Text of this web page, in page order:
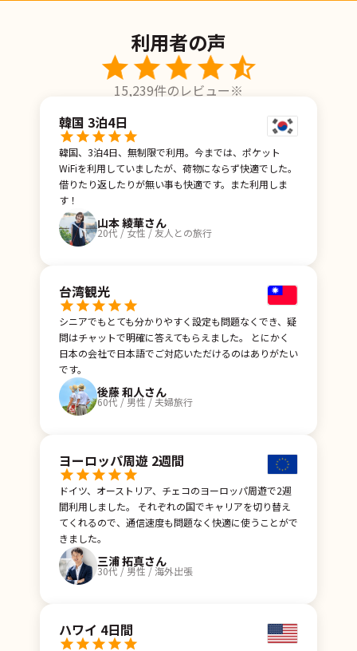
利用者の声
15,239件のレビュー※
韓国 3泊4日
韓国、3泊4日、無制限で利用。今までは、ポケット
WiFiを利用していましたが、荷物にならず快適でした。
借りたり返したりが無い事も快適です。また利用しま
す！
山本 綾華さん
20代 / 女性 / 友人との旅行
台湾観光
シニアでもとても分かりやすく設定も問題なくでき、疑
問はチャットで明確に答えてもらえました。 とにかく
日本の会社で日本語でご対応いただけるのはありがたい
です。
後藤 和人さん
60代 / 男性 / 夫婦旅行
ヨーロッパ周遊 2週間
ドイツ、オーストリア、チェコのヨーロッパ周遊で2週
間利用しました。 それぞれの国でキャリアを切り替え
てくれるので、通信速度も問題なく快適に使うことがで
きました。
三浦 拓真さん
30代 / 男性 / 海外出張
ハワイ 4日間